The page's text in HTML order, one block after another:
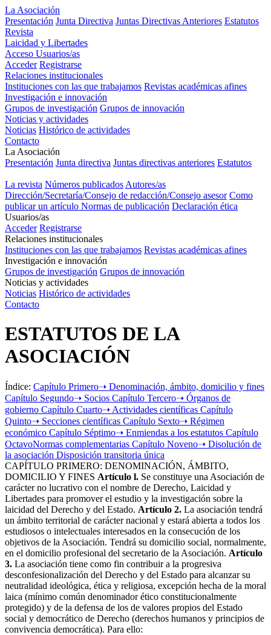
La Asociación
Presentación Junta Directiva Juntas Directivas Anteriores Estatutos
Revista
Laicidad y Libertades
Acceso Usuarios/as
Acceder Registrarse
Relaciones institucionales
Instituciones con las que trabajamos Revistas académicas afines
Investigación e innovación
Grupos de investigación Grupos de innovación
Noticias y actividades
Noticias Histórico de actividades
Contacto
La Asociación
Presentación Junta directiva Juntas directivas anteriores Estatutos
La revista Números publicados Autores/as
Dirección/Secretaría/Consejo de redacción/Consejo asesor Como
publicar un artículo Normas de publicación Declaración ética
Usuarios/as
Acceder Registrarse
Relaciones institucionales
Instituciones con las que trabajamos Revistas académicas afines
Investigación e innovación
Grupos de investigación Grupos de innovación
Noticias y actividades
Noticias Histórico de actividades
Contacto
ESTATUTOS DE LA
ASOCIACIÓN
Índice: Capítulo Primero➝ Denominación, ámbito, domicilio y fines
Capítulo Segundo➝ Socios Capítulo Tercero➝ Órganos de
gobierno Capítulo Cuarto➝ Actividades científicas Capítulo
Quinto➝ Secciones científicas Capítulo Sexto➝ Régimen
económico Capítulo Séptimo➝ Enmiendas a los estatutos Capítulo
OctavoNormas complementarias Capítulo Noveno➝ Disolución de
la asociación Disposición transitoria única
CAPÍTULO PRIMERO: DENOMINACIÓN, ÁMBITO,
DOMICILIO Y FINES Artículo l. Se constituye una Asociación de
carácter no lucrativo con el nombre de Derecho, Laicidad y
Libertades para promover el estudio y la investigación sobre la
laicidad del Derecho y del Estado. Artículo 2. La asociación tendrá
un ámbito territorial de carácter nacional y estará abierta a todos los
estudiosos o intelectuales interesados en la consecución de los
objetivos de la Asociación. Tendrá su domicilio social, normalmente,
en el domicilio profesional del secretario de la Asociación. Artículo
3. La asociación tiene como fin contribuir a la progresiva
desconfesionalización del Derecho y del Estado para alcanzar su
neutralidad ideológica, ética y religiosa, excepción hecha de la moral
laica (mínimo común denominador ético constitucionalmente
protegido) y de la defensa de los de valores propios del Estado
social y democrático de Derecho (derechos humanos y principios de
convivencia democrática). Para ello: